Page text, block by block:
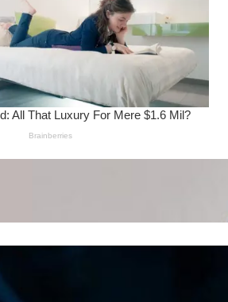
Wanita Pamer Pakaian
Kepribadian